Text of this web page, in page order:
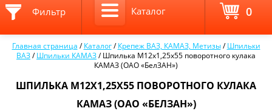
Главная страница /Каталог /Крепеж ВАЗ, КАМАЗ, Метизы /Шпильки
ВАЗ/Шпильки КАМАЗ/Шпилька М12х1,25х55 поворотного кулака
КАМАЗ (ОАО «БелЗАН»)
ШПИЛЬКА М12Х1,25Х55 ПОВОРОТНОГО КУЛАКА
КАМАЗ (ОАО «БЕЛЗАН»)
Фильтр Каталог 0